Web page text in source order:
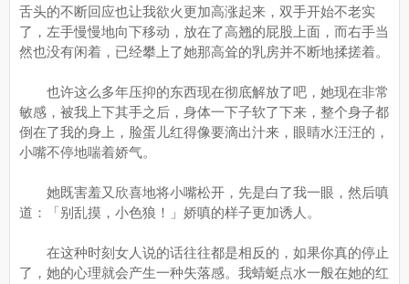
舌头的不断回应也让我欲火更加高涨起来，双手开始不老实
了，左手慢慢地向下移动，放在了高翘的屁股上面，而右手当
然也没有闲着，已经攀上了她那高耸的乳房并不断地揉搓着。
也许这么多年压抑的东西现在彻底解放了吧，她现在非常
敏感，被我上下其手之后，身体一下子软了下来，整个身子都
倒在了我的身上，脸蛋儿红得像要滴出汁来，眼睛水汪汪的，
小嘴不停地喘着娇气。
她既害羞又欣喜地将小嘴松开，先是白了我一眼，然后嗔
道：「别乱摸，小色狼！」娇嗔的样子更加诱人。
在这种时刻女人说的话往往都是相反的，如果你真的停止
了，她的心理就会产生一种失落感。我蜻蜓点水一般在她的红